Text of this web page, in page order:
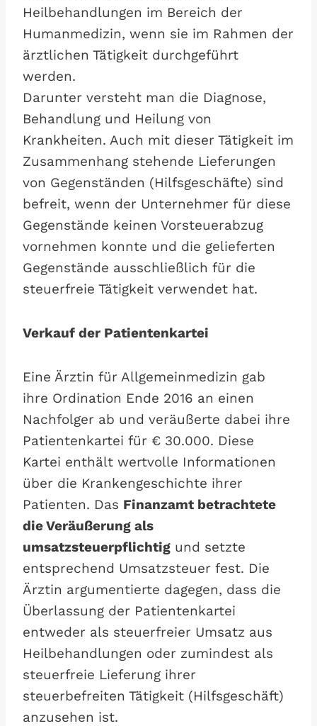
Heilbehandlungen im Bereich der
Humanmedizin, wenn sie im Rahmen der
ärztlichen Tätigkeit durchgeführt
werden.
Darunter versteht man die Diagnose,
Behandlung und Heilung von
Krankheiten. Auch mit dieser Tätigkeit im
Zusammenhang stehende Lieferungen
von Gegenständen (Hilfsgeschäfte) sind
befreit, wenn der Unternehmer für diese
Gegenstände keinen Vorsteuerabzug
vornehmen konnte und die gelieferten
Gegenstände ausschließlich für die
steuerfreie Tätigkeit verwendet hat.
Verkauf der Patientenkartei
Eine Ärztin für Allgemeinmedizin gab
ihre Ordination Ende 2016 an einen
Nachfolger ab und veräußerte dabei ihre
Patientenkartei für € 30.000. Diese
Kartei enthält wertvolle Informationen
über die Krankengeschichte ihrer
Patienten. Das Finanzamt betrachtete
die Veräußerung als
umsatzsteuerpflichtig und setzte
entsprechend Umsatzsteuer fest. Die
Ärztin argumentierte dagegen, dass die
Überlassung der Patientenkartei
entweder als steuerfreier Umsatz aus
Heilbehandlungen oder zumindest als
steuerfreie Lieferung ihrer
steuerbefreiten Tätigkeit (Hilfsgeschäft)
anzusehen ist.